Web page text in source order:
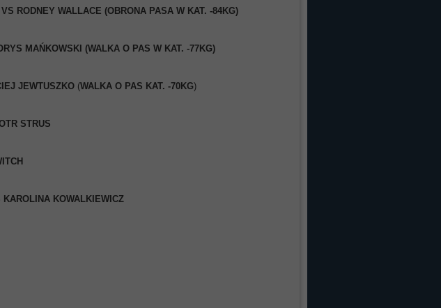
RODNEY WALLACE (OBRONA PASA W KAT. -84KG)
MAŃKOWSKI (WALKA O PAS W KAT. -77KG)
JEWTUSZKO (WALKA O PAS KAT. -70KG)
STRUS
KAROLINA KOWALKIEWICZ